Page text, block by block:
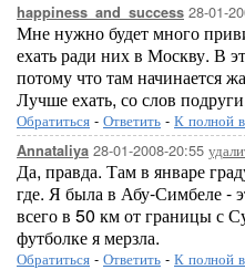
happiness_and_success 28-01-
Мне нужно будет много
ехать ради них в Москву. В
потому что там начинается
Лучше ехать, со слов
Обратиться - Ответить - К полной
Annataliya 28-01-2008-20:55
Да, правда. Там в январе
где. Я была в Абу-Симбеле -
всего в 50 км от границы с
футболке я мерзла.
Обратиться - Ответить - К полной